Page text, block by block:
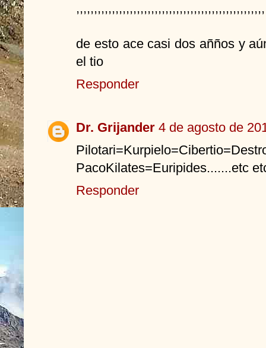
de esto ace casi dos añños y
el tio
Responder
Dr. Grijander 4 de agosto de
PacoKilates=Euripides.......etc
Responder